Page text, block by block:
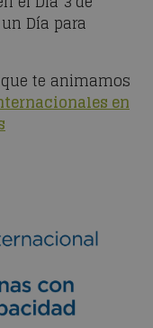
Día para
te animamos
en